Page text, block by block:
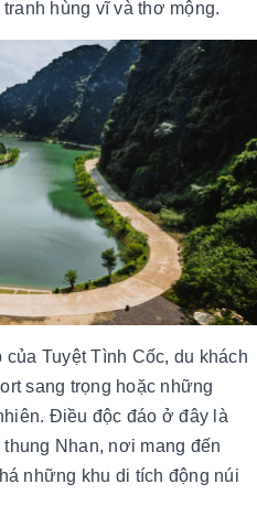
hùng vĩ và thơ mộng.
Tuyệt Tình Cốc, du khách
sang trọng hoặc những
Điều độc đáo ở đây là
Nhan, nơi mang đến
những khu di tích động núi